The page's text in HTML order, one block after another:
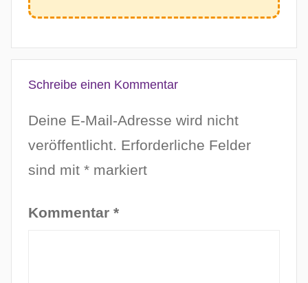
Schreibe einen Kommentar
Deine E-Mail-Adresse wird nicht
veröffentlicht. Erforderliche Felder
sind mit * markiert
Kommentar *